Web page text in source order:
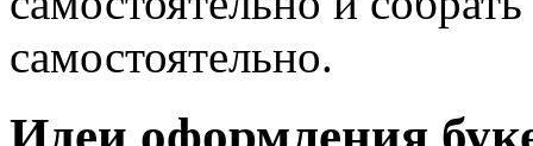
самостоятельно.